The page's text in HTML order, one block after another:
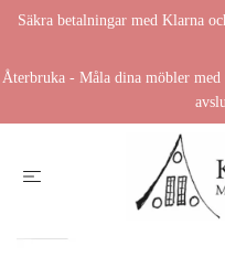
Säkra betalningar med Klarna
Återbruka - Måla dina möbler